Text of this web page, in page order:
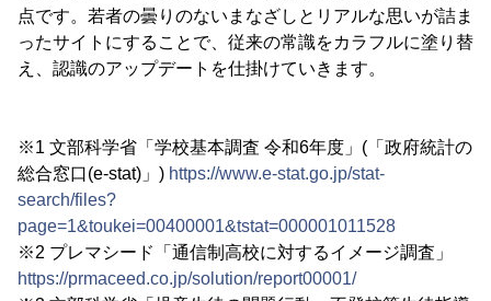
点です。若者の曇りのないまなざしとリアルな思いが詰ま
ったサイトにすることで、従来の常識をカラフルに塗り替
え、認識のアップデートを仕掛けていきます。
※1 文部科学省「学校基本調査 令和6年度」(「政府統計の
総合窓口(e-stat)」) https://www.e-stat.go.jp/stat-
search/files?
page=1&toukei=00400001&tstat=000001011528
※2 プレマシード「通信制高校に対するイメージ調査」
https://prmaceed.co.jp/solution/report00001/